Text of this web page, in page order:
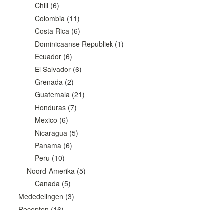
Chili (6)
Colombia (11)
Costa Rica (6)
Dominicaanse Republiek (1)
Ecuador (6)
El Salvador (6)
Grenada (2)
Guatemala (21)
Honduras (7)
Mexico (6)
Nicaragua (5)
Panama (6)
Peru (10)
Noord-Amerika (5)
Canada (5)
Mededelingen (3)